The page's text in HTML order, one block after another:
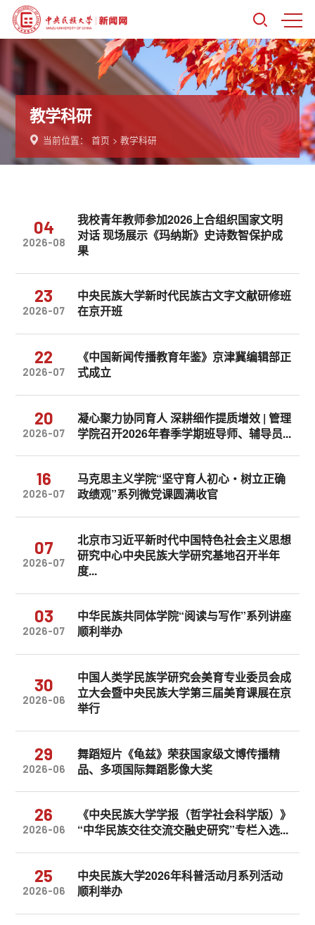
教学科研
当前位置：首页 >教学科研
04
2026-08
我校青年教师参加2026上合组织国家文明
对话 现场展示《玛纳斯》史诗数智保护成
果
23
2026-07
中央民族大学新时代民族古文字文献研修班
在京开班
22
2026-07
《中国新闻传播教育年鉴》京津冀编辑部正
式成立
20
2026-07
凝心聚力协同育人 深耕细作提质增效 | 管理
学院召开2026年春季学期班导师、辅导员...
16
2026-07
马克思主义学院“坚守育人初心・树立正确
政绩观”系列微党课圆满收官
07
2026-07
北京市习近平新时代中国特色社会主义思想
研究中心中央民族大学研究基地召开半年
度...
03
2026-07
中华民族共同体学院“阅读与写作”系列讲座
顺利举办
30
2026-06
中国人类学民族学研究会美育专业委员会成
立大会暨中央民族大学第三届美育课展在京
举行
29
2026-06
舞蹈短片《龟兹》荣获国家级文博传播精
品、多项国际舞蹈影像大奖
26
2026-06
《中央民族大学学报（哲学社会科学版）》
“中华民族交往交流交融史研究”专栏入选...
25
2026-06
​中央民族大学2026年科普活动月系列活动
顺利举办